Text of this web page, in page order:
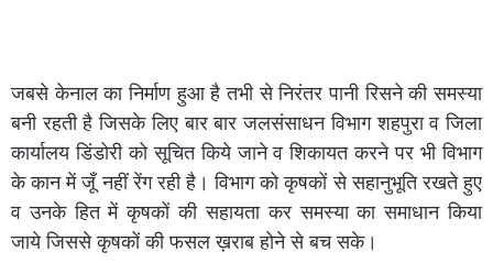
जबसे केनाल का निर्माण हुआ है तभी से निरंतर पानी रिसने की समस्या
बनी रहती है जिसके लिए बार बार जलसंसाधन विभाग शहपुरा व जिला
कार्यालय डिंडोरी को सूचित किये जाने व शिकायत करने पर भी विभाग
के कान में जूँ नहीं रेंग रही है। विभाग को कृषकों से सहानुभूति रखते हुए
व उनके हित में कृषकों की सहायता कर समस्या का समाधान किया
जाये जिससे कृषकों की फसल ख़राब होने से बच सके।